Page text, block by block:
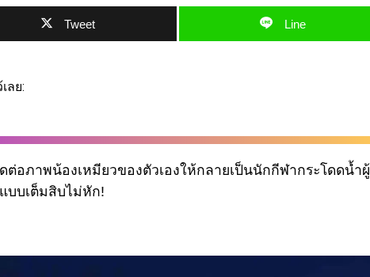
Tweet Line
ลย:
ต่อภาพน้องเหมียวของตัวเองให้กลายเป็นนักกีฬากระโดดน้ำผู้
บบเต็มสิบไม่หัก!